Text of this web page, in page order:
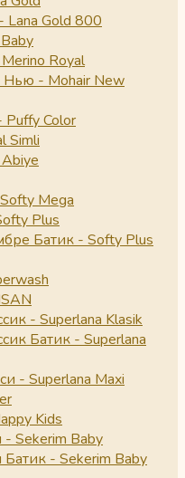
Lana Gold 800
Royal
Нью - Mohair New
Color
Simli
Mega
Plus
Батик - Softy Plus
- Superlana Klasik
Батик - Superlana
- Superlana Maxi
Kids
Sekerim Baby
- Sekerim Baby